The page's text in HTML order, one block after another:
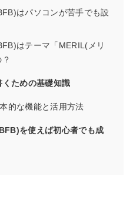
はパソコンが苦手でも設
はテーマ「MERIL(メリ
ための基礎知識
的な機能と活用方法
を使えば初心者でも成